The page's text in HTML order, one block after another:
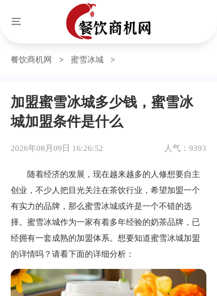
餐饮商机网 > 蜜雪冰城 >
加盟蜜雪冰城多少钱，蜜雪冰
城加盟条件是什么
2026年08月09日 16:26:52 人气：9393
随着经济的发展，现在越来越多的人修想要自主
创业，不少人把目光关注在茶饮行业，希望加盟一个
有实力的品牌，那么蜜雪冰城或许是一个不错的选
择。蜜雪冰城作为一家有着多年经验的奶茶品牌，已
经拥有一套成熟的加盟体系。想要知道蜜雪冰城加盟
的详情吗？请看下面的详细分析：